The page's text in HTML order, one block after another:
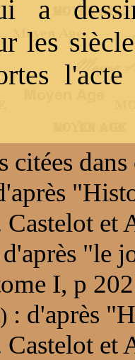
a
les
citées
et
"le
I, p 202
: d'après
et